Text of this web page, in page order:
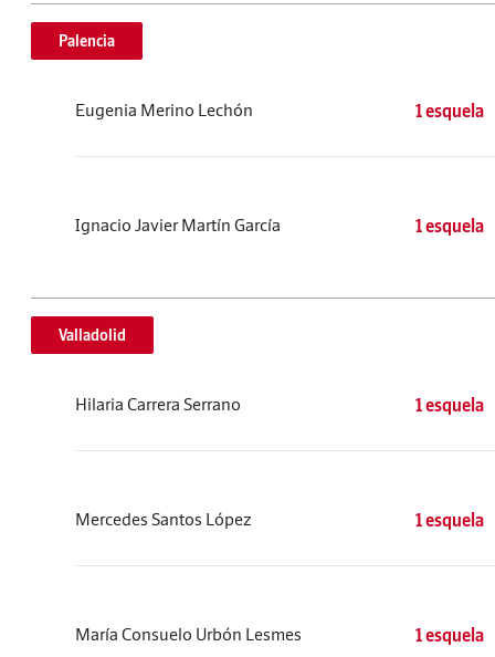
Palencia
Eugenia Merino Lechón 1 esquela
Ignacio Javier Martín García 1 esquela
Valladolid
Hilaria Carrera Serrano 1 esquela
Mercedes Santos López 1 esquela
María Consuelo Urbón Lesmes 1 esquela